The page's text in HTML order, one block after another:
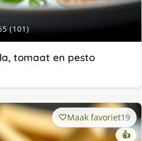
(101)
tomaat en pesto
Maak favoriet19
👍